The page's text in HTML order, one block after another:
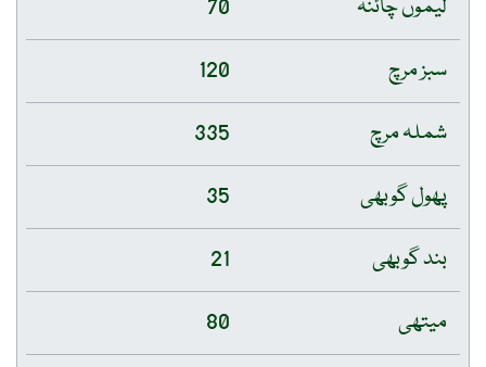
لیموں چائنہ
70
سبز مرچ
120
شملہ مرچ
335
پھول گوبھی
35
بند گوبھی
21
میتھی
80